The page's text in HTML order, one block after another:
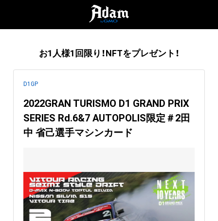
お1人様1回限り！NFTをプレゼント！
D1GP
2022GRAN TURISMO D1 GRAND PRIX
SERIES Rd.6&7 AUTOPOLIS限定＃2田
中 省己選手マシンカード